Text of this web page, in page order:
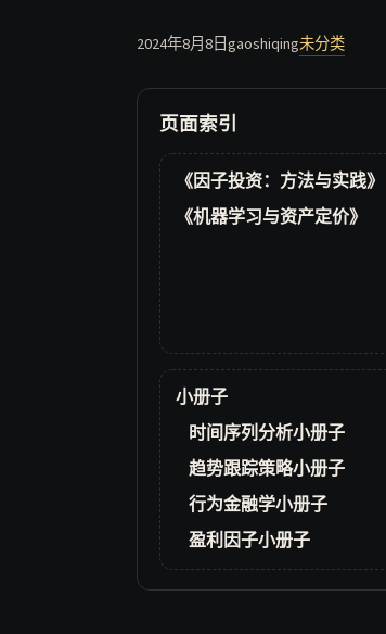
2024年8月8日gaoshiqing未分类
页面索引
《因子投资：方法与实践》
《机器学习与资产定价》
小册子
时间序列分析小册子
趋势跟踪策略小册子
行为金融学小册子
盈利因子小册子